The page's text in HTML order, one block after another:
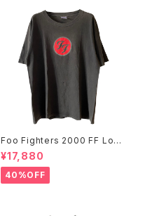
Foo Fighters 2000 FF Log
o Band Tee
¥17,880
40%OFF